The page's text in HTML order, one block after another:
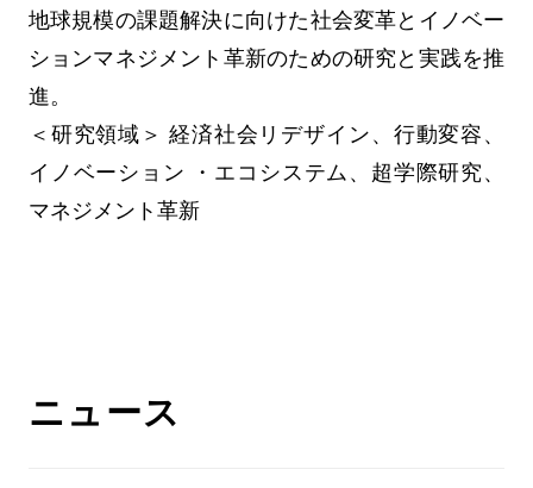
地球規模の課題解決に向けた社会変革とイノベー
ションマネジメント革新のための研究と実践を推
進。
＜研究領域＞ 経済社会リデザイン、行動変容、
イノベーション ・エコシステム、超学際研究、
マネジメント革新
ニュース